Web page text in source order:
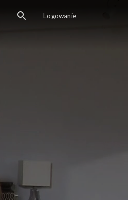
Logowanie